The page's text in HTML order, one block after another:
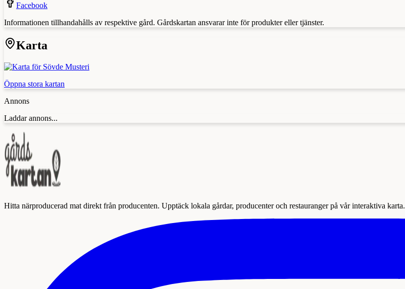
Facebook
Informationen tillhandahålls av respektive gård. Gårdskartan ansvarar inte för produkter eller tjänster.
Karta
Öppna stora kartan
Annons
Laddar annons...
Hitta närproducerad mat direkt från producenten. Upptäck lokala gårdar, producenter och restauranger på vår interaktiva karta.